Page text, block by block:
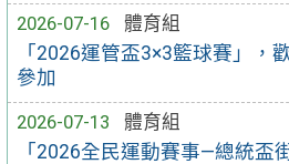
2026-07-16
體育組
「2026運管盃3×3籃球賽」，
參加
2026-07-13
體育組
「2026全民運動賽事—總統盃